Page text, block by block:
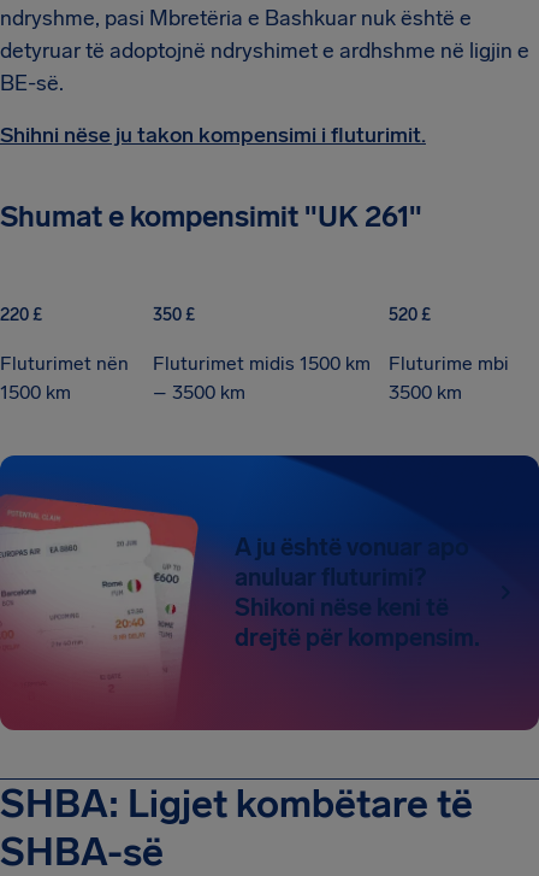
ndryshme, pasi Mbretëria e Bashkuar nuk është e
detyruar të adoptojnë ndryshimet e ardhshme në ligjin e
BE-së.
Shihni nëse ju takon kompensimi i fluturimit.
Shumat e kompensimit "UK 261"
220 £ 350 £ 520 £
Fluturimet nën
1500 km
Fluturimet midis 1500 km
– 3500 km
Fluturime mbi
3500 km
A ju është vonuar apo
anuluar fluturimi?
Shikoni nëse keni të
drejtë për kompensim.
SHBA: Ligjet kombëtare të
SHBA-së